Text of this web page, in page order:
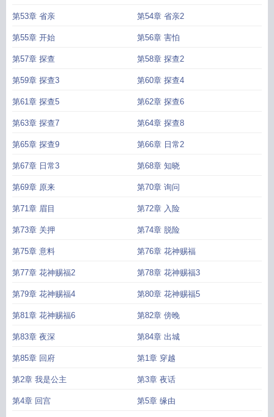
第53章 省亲 第54章 省亲2
第55章 开始 第56章 害怕
第57章 探查 第58章 探查2
第59章 探查3 第60章 探查4
第61章 探查5 第62章 探查6
第63章 探查7 第64章 探查8
第65章 探查9 第66章 日常2
第67章 日常3 第68章 知晓
第69章 原来 第70章 询问
第71章 眉目 第72章 入险
第73章 关押 第74章 脱险
第75章 意料 第76章 花神赐福
第77章 花神赐福2 第78章 花神赐福3
第79章 花神赐福4 第80章 花神赐福5
第81章 花神赐福6 第82章 傍晚
第83章 夜深 第84章 出城
第85章 回府 第1章 穿越
第2章 我是公主 第3章 夜话
第4章 回宫 第5章 缘由